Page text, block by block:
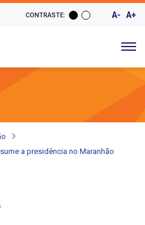
CONTRASTE: A- A+
a presidência no Maranhão